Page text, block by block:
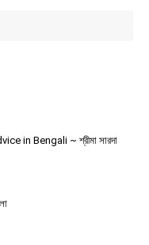
in Bengali ~ শ্রীমা সারদা